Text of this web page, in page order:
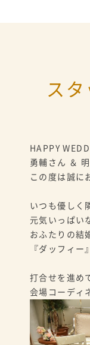
ス
HAPPY
勇輔さん ＆
この度は誠に
いつも優しく
元気いっぱい
おふたりの結
『ダッフィー』
打合せを進め
会場コーディ